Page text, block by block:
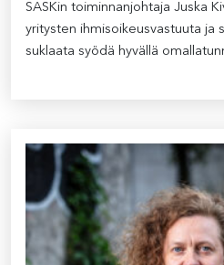
SASKin toiminnanjohtaja Juska
yritysten ihmisoikeusvastuuta ja
suklaata syödä hyvällä